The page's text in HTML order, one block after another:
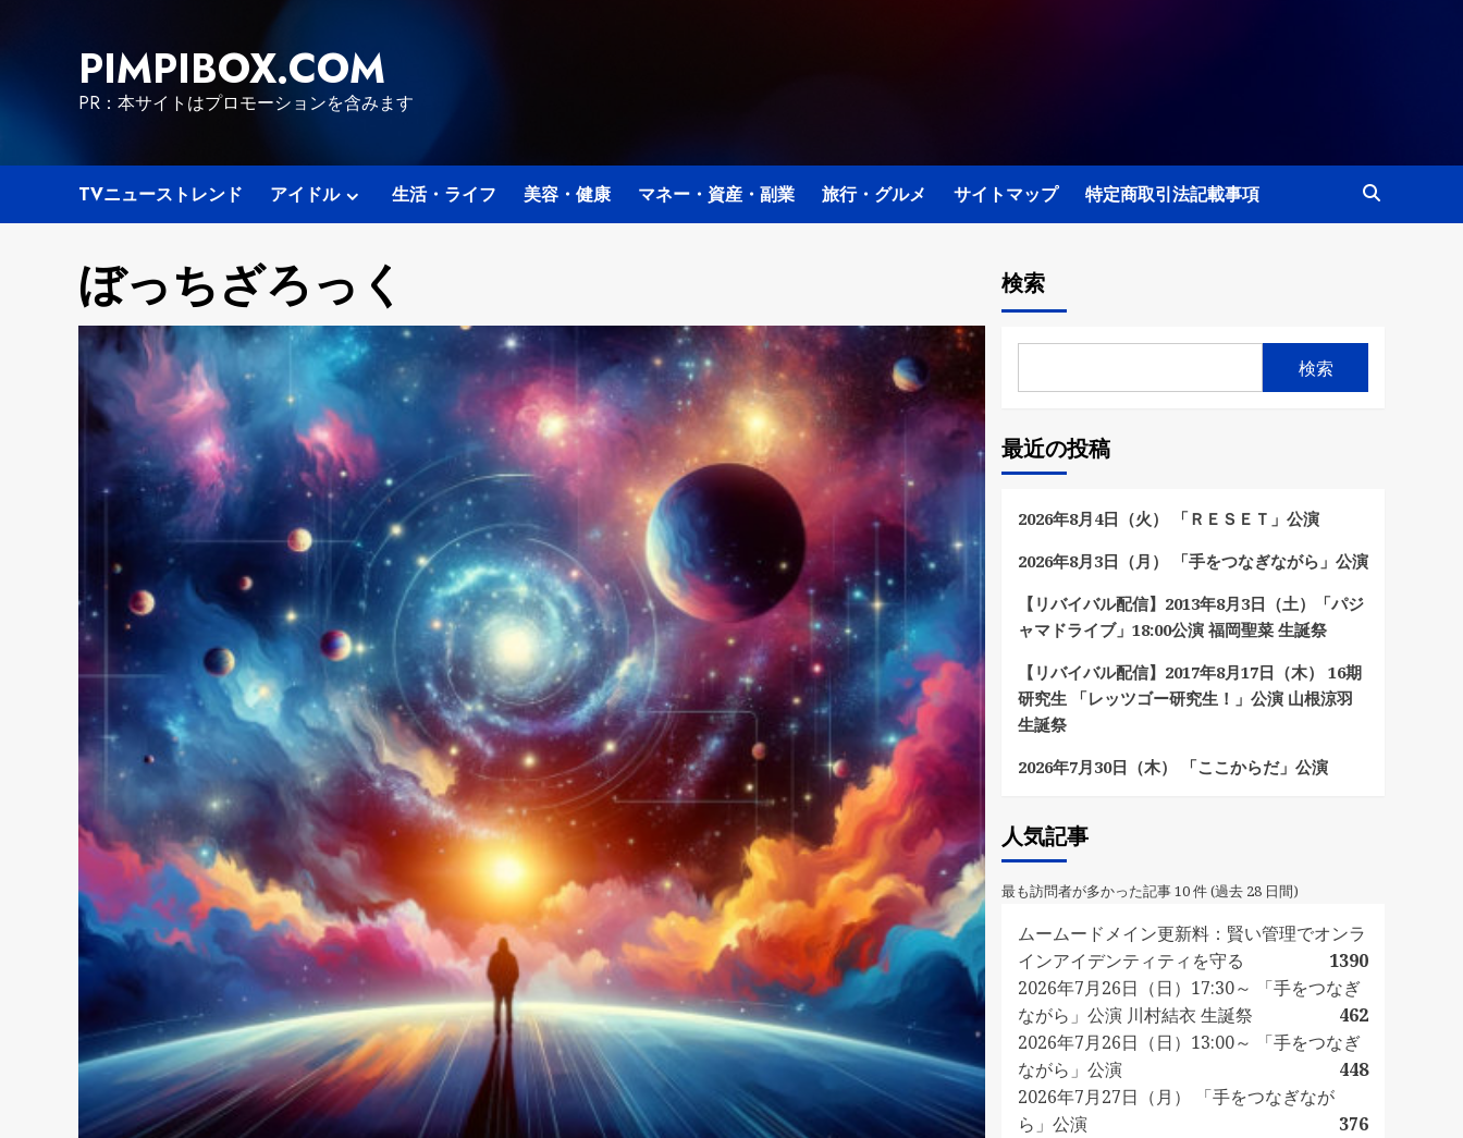
PIMPIBOX.COM
PR：本サイトはプロモーションを含みます
TVニューストレンド アイドル 生活・ライフ 美容・健康 マネー・資産・副業 旅行・グルメ サイトマップ 特定商取引法記載事項
ぼっちざろっく 検索
検索
最近の投稿
2026年8月4日（火） 「ＲＥＳＥＴ」公演
2026年8月3日（月） 「手をつなぎながら」公演
【リバイバル配信】2013年8月3日（土）「パジ
ャマドライブ」18:00公演 福岡聖菜 生誕祭
【リバイバル配信】2017年8月17日（木） 16期
研究生 「レッツゴー研究生！」公演 山根涼羽
生誕祭
2026年7月30日（木） 「ここからだ」公演
人気記事
最も訪問者が多かった記事 10 件 (過去 28 日間)
ムームードメイン更新料：賢い管理でオンラ
インアイデンティティを守る
1390
2026年7月26日（日）17:30～ 「手をつなぎ
ながら」公演 川村結衣 生誕祭
462
2026年7月26日（日）13:00～ 「手をつなぎ
ながら」公演
448
2026年7月27日（月） 「手をつなぎなが
ら」公演
376